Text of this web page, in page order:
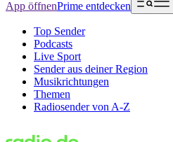
App öffnenPrime entdecken
Top Sender
Podcasts
Live Sport
Sender aus deiner Region
Musikrichtungen
Themen
Radiosender von A-Z